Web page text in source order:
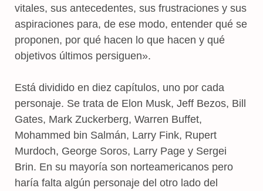
vitales, sus antecedentes, sus frustraciones y sus
aspiraciones para, de ese modo, entender qué se
proponen, por qué hacen lo que hacen y qué
objetivos últimos persiguen».
Está dividido en diez capítulos, uno por cada
personaje. Se trata de Elon Musk, Jeff Bezos, Bill
Gates, Mark Zuckerberg, Warren Buffet,
Mohammed bin Salmán, Larry Fink, Rupert
Murdoch, George Soros, Larry Page y Sergei
Brin. En su mayoría son norteamericanos pero
haría falta algún personaje del otro lado del